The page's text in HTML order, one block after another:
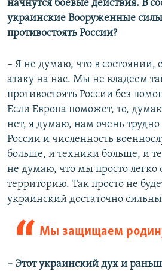
начнутся боевые действия. В
украинские Вооруженные
противостоять России?
– Я не думаю, что в состоянии,
атаку на нас. Мы не владеем
противостоять России без
Если Европа поможет, то,
нет, я думаю, нам очень трудно
России и численность
больше, и техники больше, и
не думаю, что мы просто
территорию. Так просто не
украинский достаточно
Мы защищаем
– Этот украинский дух и